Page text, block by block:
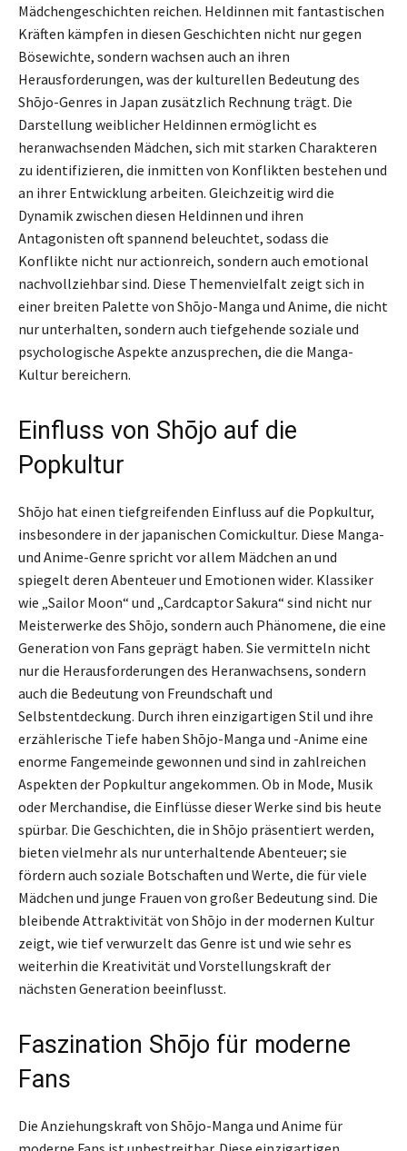
Mädchengeschichten reichen. Heldinnen mit fantastischen
Kräften kämpfen in diesen Geschichten nicht nur gegen
Bösewichte, sondern wachsen auch an ihren
Herausforderungen, was der kulturellen Bedeutung des
Shōjo-Genres in Japan zusätzlich Rechnung trägt. Die
Darstellung weiblicher Heldinnen ermöglicht es
heranwachsenden Mädchen, sich mit starken Charakteren
zu identifizieren, die inmitten von Konflikten bestehen und
an ihrer Entwicklung arbeiten. Gleichzeitig wird die
Dynamik zwischen diesen Heldinnen und ihren
Antagonisten oft spannend beleuchtet, sodass die
Konflikte nicht nur actionreich, sondern auch emotional
nachvollziehbar sind. Diese Themenvielfalt zeigt sich in
einer breiten Palette von Shōjo-Manga und Anime, die nicht
nur unterhalten, sondern auch tiefgehende soziale und
psychologische Aspekte anzusprechen, die die Manga-
Kultur bereichern.
Einfluss von Shōjo auf die
Popkultur
Shōjo hat einen tiefgreifenden Einfluss auf die Popkultur,
insbesondere in der japanischen Comickultur. Diese Manga-
und Anime-Genre spricht vor allem Mädchen an und
spiegelt deren Abenteuer und Emotionen wider. Klassiker
wie „Sailor Moon“ und „Cardcaptor Sakura“ sind nicht nur
Meisterwerke des Shōjo, sondern auch Phänomene, die eine
Generation von Fans geprägt haben. Sie vermitteln nicht
nur die Herausforderungen des Heranwachsens, sondern
auch die Bedeutung von Freundschaft und
Selbstentdeckung. Durch ihren einzigartigen Stil und ihre
erzählerische Tiefe haben Shōjo-Manga und -Anime eine
enorme Fangemeinde gewonnen und sind in zahlreichen
Aspekten der Popkultur angekommen. Ob in Mode, Musik
oder Merchandise, die Einflüsse dieser Werke sind bis heute
spürbar. Die Geschichten, die in Shōjo präsentiert werden,
bieten vielmehr als nur unterhaltende Abenteuer; sie
fördern auch soziale Botschaften und Werte, die für viele
Mädchen und junge Frauen von großer Bedeutung sind. Die
bleibende Attraktivität von Shōjo in der modernen Kultur
zeigt, wie tief verwurzelt das Genre ist und wie sehr es
weiterhin die Kreativität und Vorstellungskraft der
nächsten Generation beeinflusst.
Faszination Shōjo für moderne
Fans
Die Anziehungskraft von Shōjo-Manga und Anime für